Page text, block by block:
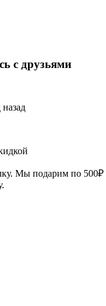
с друзьями
Мы подарим по 500₽